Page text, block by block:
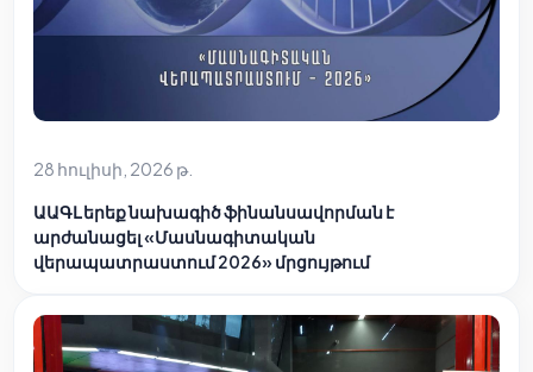
28 հուլիսի, 2026 թ.
ԱԱԳԼ երեք նախագիծ ֆինանսավորման է
արժանացել «Մասնագիտական
վերապատրաստում 2026» մրցույթում